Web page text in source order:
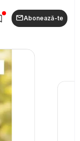
Abonează-te